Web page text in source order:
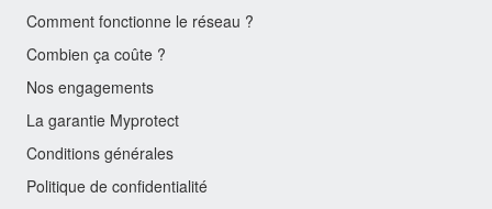
Comment fonctionne le réseau ?
Combien ça coûte ?
Nos engagements
La garantie Myprotect
Conditions générales
Politique de confidentialité